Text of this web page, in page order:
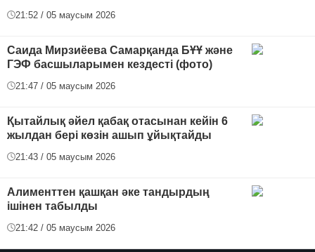
21:52 / 05 маусым 2026
Саида Мирзиёева Самарқанда БҰҰ және
ГЭФ басшыларымен кездесті (фото)
21:47 / 05 маусым 2026
Қытайлық әйел қабақ отасынан кейін 6
жылдан бері көзін ашып ұйықтайды
21:43 / 05 маусым 2026
Алименттен қашқан әке тандырдың
ішінен табылды
21:42 / 05 маусым 2026